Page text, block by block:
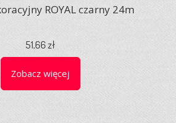
ROYAL czarny 24m
51,66 zł
Zobacz więcej